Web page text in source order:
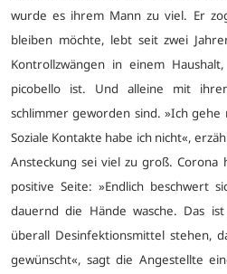
wurde es ihrem Mann zu viel. Er
bleiben möchte, lebt seit zwei
Kontrollzwängen in einem
picobello ist. Und alleine mit
schlimmer geworden sind. »Ich gehe
Soziale Kontakte habe ich nicht«,
Ansteckung sei viel zu groß. Corona
positive Seite: »Endlich beschwert
dauernd die Hände wasche. Das
überall Desinfektionsmittel stehen,
gewünscht«, sagt die Angestellte